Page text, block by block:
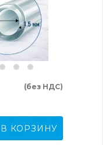
(без НДС)
В КОРЗИНУ